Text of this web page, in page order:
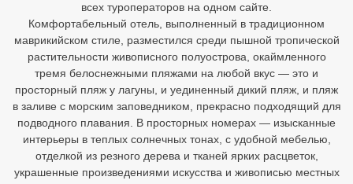
всех туроператоров на одном сайте.
Комфортабельный отель, выполненный в традиционном
маврикийском стиле, разместился среди пышной тропической
растительности живописного полуострова, окаймленного
тремя белоснежными пляжами на любой вкус — это и
просторный пляж у лагуны, и уединенный дикий пляж, и пляж
в заливе с морским заповедником, прекрасно подходящий для
подводного плавания. В просторных номерах — изысканные
интерьеры в теплых солнечных тонах, с удобной мебелью,
отделкой из резного дерева и тканей ярких расцветок,
украшенные произведениями искусства и живописью местных
Бали
Хайнань
Северный Гоа
Южный Гоа
Занзибар